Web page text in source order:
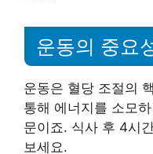
운동의 중요
운동은 혈당 조절의
통해 에너지를 소모
문이죠. 식사 후 4시
보세요.